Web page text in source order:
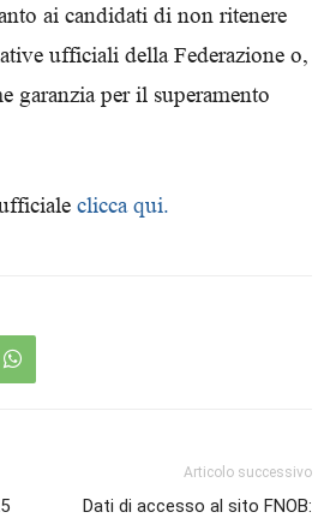
ai candidati di non ritenere
ufficiali della Federazione o,
garanzia per il superamento
clicca qui.
Articolo successivo
Dati di accesso al sito FNOB: